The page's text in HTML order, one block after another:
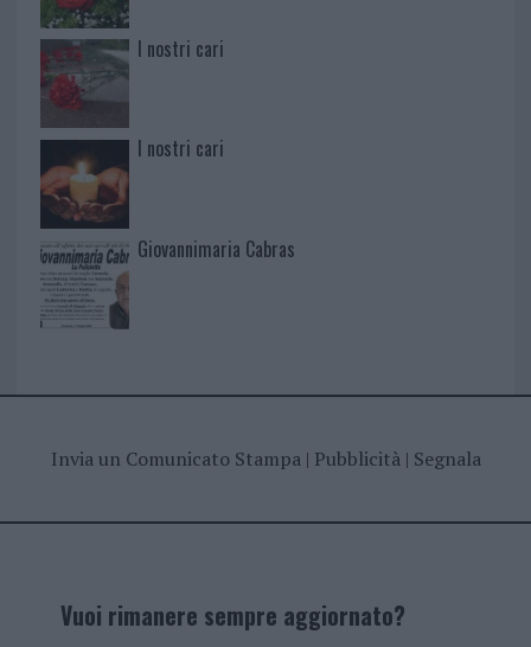
I nostri cari
I nostri cari
Giovannimaria Cabras
Invia un Comunicato Stampa| Pubblicità| Segnala
Vuoi rimanere sempre aggiornato?